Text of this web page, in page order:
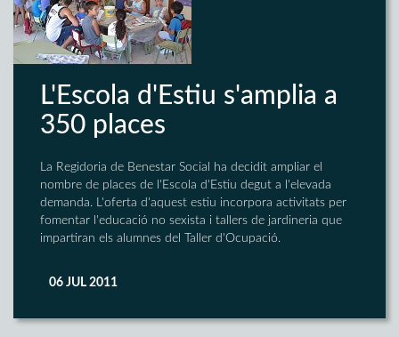
L'Escola d'Estiu s'amplia a
350 places
La Regidoria de Benestar Social ha decidit ampliar el
nombre de places de l'Escola d'Estiu degut a l'elevada
demanda. L'oferta d'aquest estiu incorpora activitats per
fomentar l'educació no sexista i tallers de jardineria que
impartiran els alumnes del Taller d'Ocupació.
06 JUL 2011